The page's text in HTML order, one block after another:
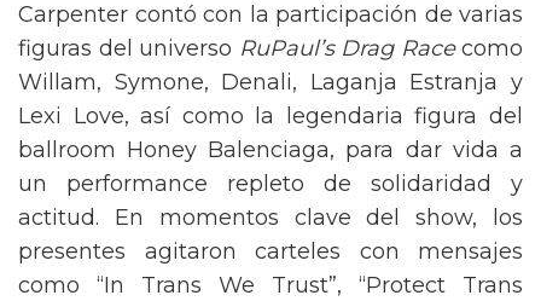
Carpenter contó con la participación de varias
figuras del universo RuPaul’s Drag Racecomo
Willam, Symone, Denali, Laganja Estranja y
Lexi Love, así como la legendaria figura del
ballroom Honey Balenciaga, para dar vida a
un performance repleto de solidaridad y
actitud. En momentos clave del show, los
presentes agitaron carteles con mensajes
como “In Trans We Trust”, “Protect Trans